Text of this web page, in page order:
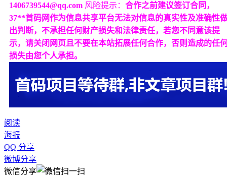
1406739544@qq.com 风险提示： 合作之前建议签订合同，
37**首码网作为信息共享平台无法对信息的真实性及准确性
出判断，不承担任何财产损失和法律责任，若您不同意该提
示，请关闭网页且不要在本站拓展任何合作，否则造成的任
损失由您个人承担。
阅读
海报
QQ 分享
微博分享
微信分享